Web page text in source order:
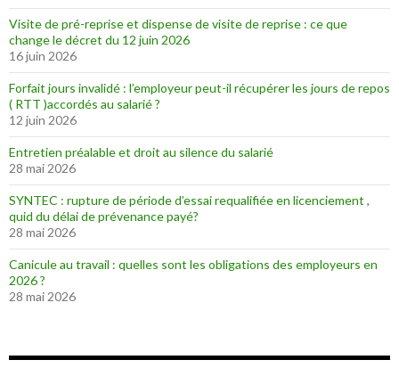
Visite de pré-reprise et dispense de visite de reprise : ce que
change le décret du 12 juin 2026
16 juin 2026
Forfait jours invalidé : l’employeur peut-il récupérer les jours de repos
( RTT )accordés au salarié ?
12 juin 2026
Entretien préalable et droit au silence du salarié
28 mai 2026
SYNTEC : rupture de période d’essai requalifiée en licenciement ,
quid du délai de prévenance payé?
28 mai 2026
Canicule au travail : quelles sont les obligations des employeurs en
2026 ?
28 mai 2026